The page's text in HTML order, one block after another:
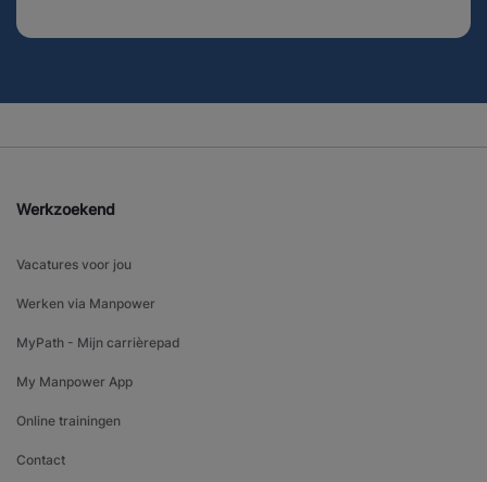
Werkzoekend
Vacatures voor jou
Werken via Manpower
MyPath - Mijn carrièrepad
My Manpower App
Online trainingen
Contact